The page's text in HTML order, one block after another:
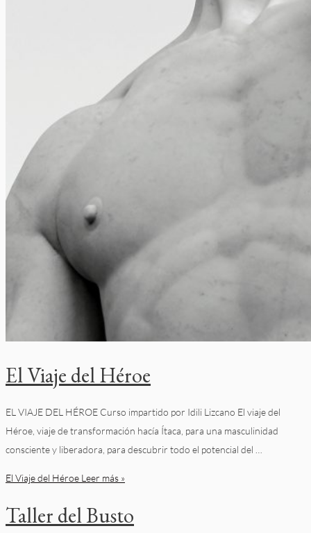
El Viaje del Héroe
EL VIAJE DEL HÉROE Curso impartido por Idili Lizcano El viaje del
Héroe, viaje de transformación hacía Ítaca, para una masculinidad
consciente y liberadora, para descubrir todo el potencial del …
El Viaje del Héroe Leer más »
Taller del Busto